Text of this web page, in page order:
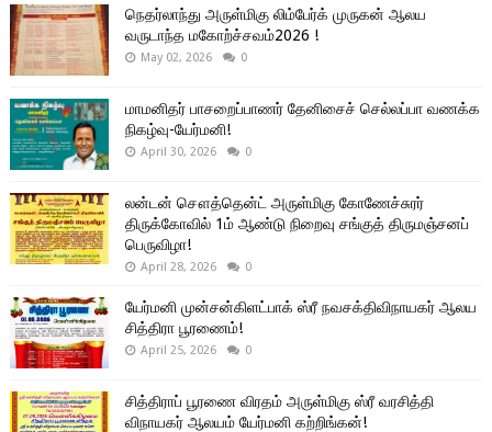
நெதர்லாந்து அருள்மிகு லிம்பேர்க் முருகன் ஆலய
வருடாந்த மகோற்ச்சவம்2026 !
May 02, 2026 0
மாமனிதர் பாசறைப்பாணர் தேனிசைச் செல்லப்பா வணக்க
நிகழ்வு-யேர்மனி!
April 30, 2026 0
லன்டன் சௌத்தென்ட் அருள்மிகு கோணேச்சுரர்
திருக்கோவில் 1ம் ஆண்டு நிறைவு சங்குத் திருமஞ்சனப்
பெருவிழா!
April 28, 2026 0
யேர்மனி முன்சன்கிளட்பாக் ஸ்ரீ நவசக்திவிநாயகர் ஆலய
சித்திரா பூரணைம்!
April 25, 2026 0
சித்திராப் பூரணை விரதம் அருள்மிகு ஸ்ரீ வரசித்தி
விநாயகர் ஆலயம் யேர்மனி கற்றிங்கன்!